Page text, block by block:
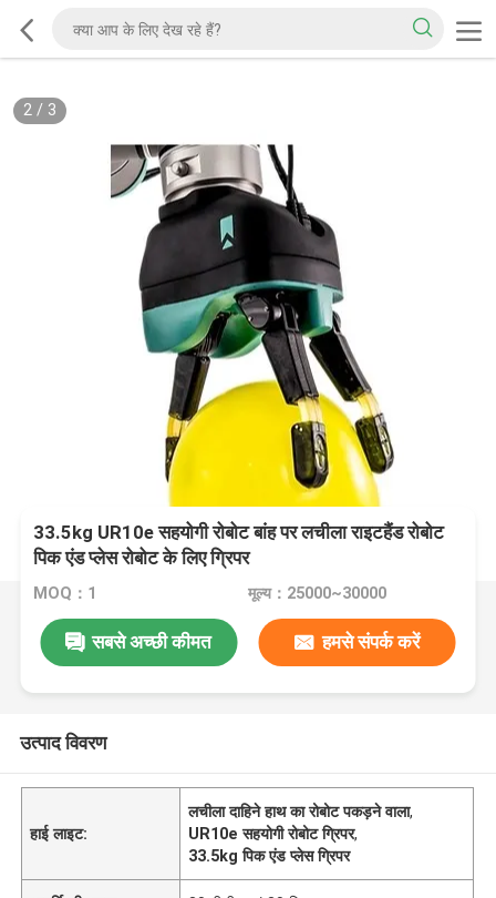
2/ 3
33.5kg UR10e सहयोगी रोबोट बांह पर लचीला राइटहैंड रोबोट
पिक एंड प्लेस रोबोट के लिए ग्रिपर
MOQ：1 मूल्य：25000~30000
सबसे अच्छी कीमत हमसे संपर्क करें
उत्पाद विवरण
हाई लाइट:
लचीला दाहिने हाथ का रोबोट पकड़ने वाला,
UR10e सहयोगी रोबोट ग्रिपर,
33.5kg पिक एंड प्लेस ग्रिपर